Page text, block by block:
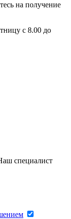
на получение
с 8.00 до
специалист